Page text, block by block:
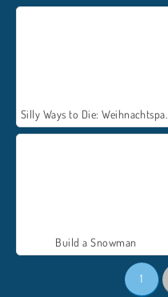
Silly Ways to Die: Weihnachtsparty
Build a Snowman
1